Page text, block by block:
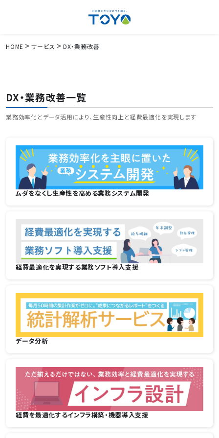
HOME サービス DX・業務改善
DX・業務改善一覧
業務効率化とデータ活用により、生産性向上と経費最適化を実現します
ムダをなくし生産性を高める業務システム開発
経費最適化を実現する業務ソフト導入支援
データ分析
経費を最適化するインフラ構築・機器導入支援